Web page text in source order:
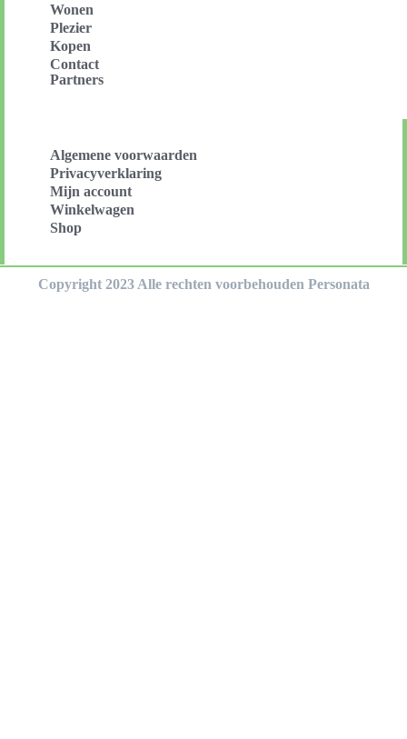
Wonen
Plezier
Kopen
Contact
Partners
Algemene voorwaarden
Privacyverklaring
Mijn account
Winkelwagen
Shop
Copyright 2023 Alle rechten voorbehouden Personata